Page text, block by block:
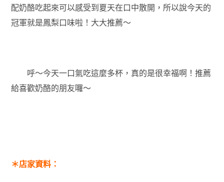
配奶酪吃起來可以感受到夏天在口中散開，所以說今天的
冠軍就是鳳梨口味啦！大大推薦～
呼～今天一口氣吃這麼多杯，真的是很幸福啊！推薦
給喜歡奶酪的朋友囉～
＊店家資料：